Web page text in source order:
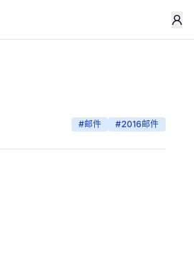
#邮件 #2016邮件